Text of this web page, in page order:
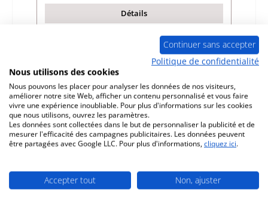
Détails
Fireplace Menton broche bas charnière de
porte de foyer en bas
Continuer sans accepter
Politique de confidentialité
Nous utilisons des cookies
Nous pouvons les placer pour analyser les données de nos visiteurs,
améliorer notre site Web, afficher un contenu personnalisé et vous faire
vivre une expérience inoubliable. Pour plus d'informations sur les cookies
que nous utilisons, ouvrez les paramètres.
Les données sont collectées dans le but de personnaliser la publicité et de
mesurer l'efficacité des campagnes publicitaires. Les données peuvent
être partagées avec Google LLC. Pour plus d'informations, cliquez ici.
Accepter tout Non, ajuster